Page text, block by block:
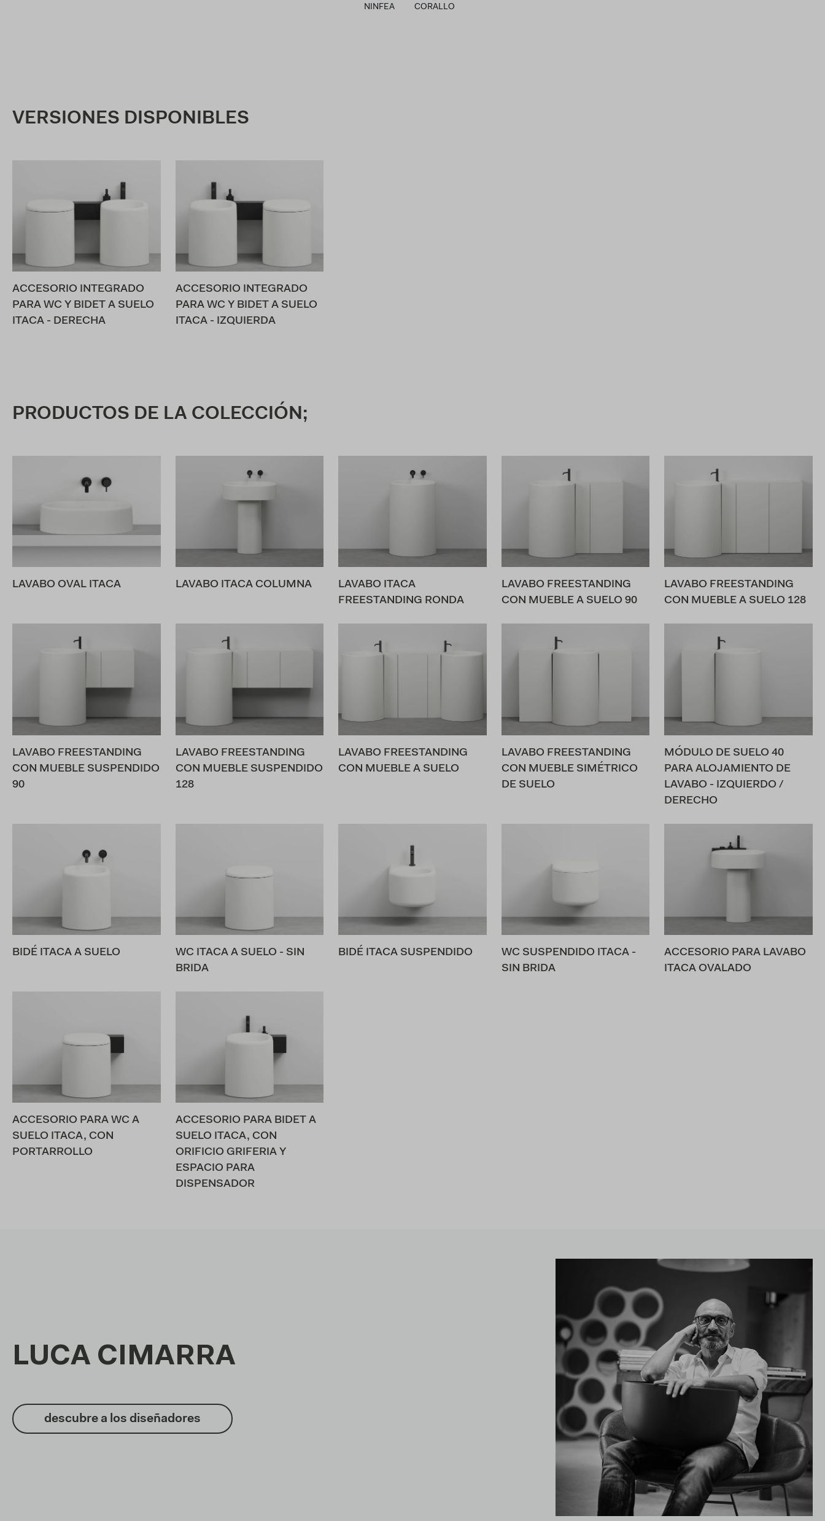
NINFEA CORALLO
VERSIONES DISPONIBLES
ACCESORIO INTEGRADO
PARA WC Y BIDET A SUELO
ITACA - DERECHA
ACCESORIO INTEGRADO
PARA WC Y BIDET A SUELO
ITACA - IZQUIERDA
PRODUCTOS DE LA COLECCIÓN;
LAVABO OVAL ITACA LAVABO ITACA COLUMNA
LAVABO ITACA
FREESTANDING RONDA
LAVABO FREESTANDING
CON MUEBLE A SUELO 90
LAVABO FREESTANDING
CON MUEBLE A SUELO 128
LAVABO FREESTANDING
CON MUEBLE SUSPENDIDO
90
LAVABO FREESTANDING
CON MUEBLE SUSPENDIDO
128
LAVABO FREESTANDING
CON MUEBLE A SUELO
LAVABO FREESTANDING
CON MUEBLE SIMÉTRICO
DE SUELO
MÓDULO DE SUELO 40
PARA ALOJAMIENTO DE
LAVABO - IZQUIERDO /
DERECHO
BIDÉ ITACA A SUELO
WC ITACA A SUELO - SIN
BRIDA
BIDÉ ITACA SUSPENDIDO
WC SUSPENDIDO ITACA -
SIN BRIDA
ACCESORIO PARA LAVABO
ITACA OVALADO
ACCESORIO PARA WC A
SUELO ITACA, CON
PORTARROLLO
ACCESORIO PARA BIDET A
SUELO ITACA, CON
ORIFICIO GRIFERIA Y
ESPACIO PARA
DISPENSADOR
LUCA CIMARRA
descubre a los diseñadores